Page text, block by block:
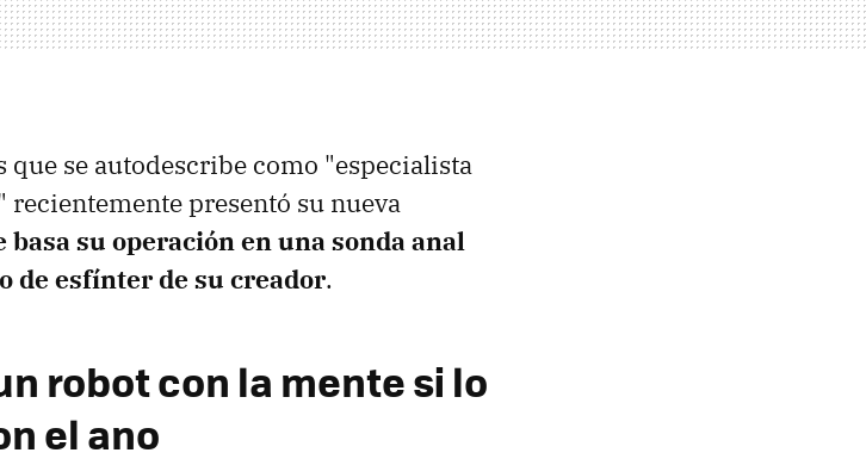
que se autodescribe como "especialista
recientemente presentó su nueva
su operación en una sonda anal
de esfínter de su creador.
robot con la mente si lo
el ano